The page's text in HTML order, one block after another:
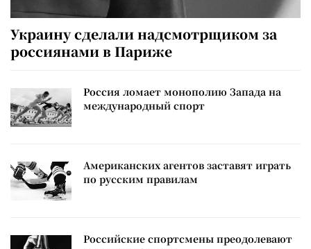
Украину сделали надсмотрщиком за
россиянами в Париже
Россия ломает монополию Запада на
международный спорт
Американских агентов заставят играть
по русским правилам
Российские спортсмены преодолевают